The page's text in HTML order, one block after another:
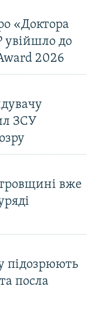
«Доктора
увійшло до
2026
ЗСУ
вже
підозрюють
посла